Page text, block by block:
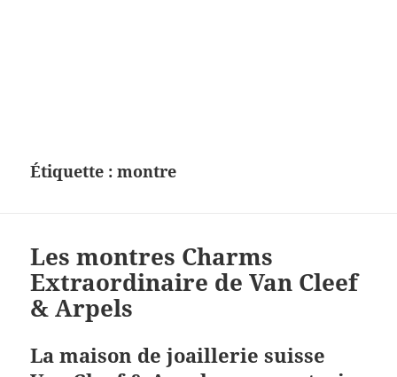
Étiquette :montre
Les montres Charms
Extraordinaire de Van Cleef
& Arpels
La maison de joaillerie suisse